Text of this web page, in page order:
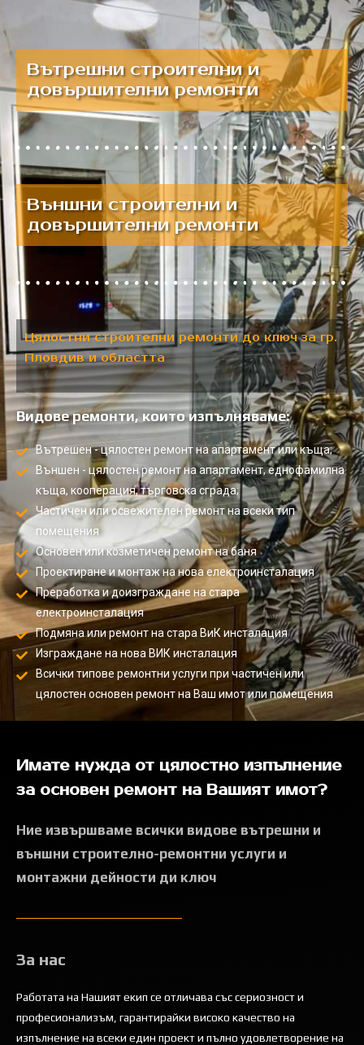
Вътрешни строителни и
довършителни ремонти
Външни строителни и
довършителни ремонти
Цялостни строителни ремонти до ключ за гр.
Пловдив и областта
Видове ремонти, които изпълняваме:
Вътрешен - цялостен ремонт на апартамент или къща;
Външен - цялостен ремонт на апартамент, еднофамилна
къща, кооперация, търговска сграда;
Частичен или освежителен ремонт на всеки тип
помещения
Основен или козметичен ремонт на баня
Проектиране и монтаж на нова електроинсталация
Преработка и доизграждане на стара
електроинсталация
Подмяна или ремонт на стара ВиК инсталация
Изграждане на нова ВИК инсталация
Всички типове ремонтни услуги при частичен или
цялостен основен ремонт на Ваш имот или помещения
Имате нужда от цялостно изпълнение
за основен ремонт на Вашият имот?
Ние извършваме всички видове вътрешни и
външни строително-ремонтни услуги и
монтажни дейности ди ключ
За нас
Работата на Нашият екип се отличава със сериозност и
професионализъм, гарантирайки високо качество на
изпълнение на всеки един проект и пълно удовлетворение на